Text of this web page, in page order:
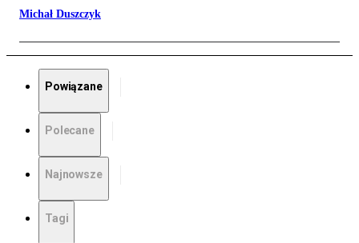
Michał Duszczyk
Powiązane
Polecane
Najnowsze
Tagi